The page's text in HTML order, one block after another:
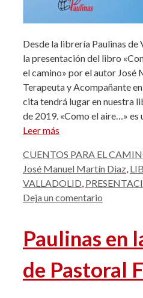
Desde la librería Paulinas
la presentación del libro
el camino» por el autor José
Terapeuta y Acompañante
cita tendrá lugar en nuestra
de 2019. «Como el aire…»
Leer más
Etiquetas
CUENTOS PARA EL
José Manuel Martín Diaz,
VALLADOLID,
Deja un comentario
Paulinas en
de Pastoral